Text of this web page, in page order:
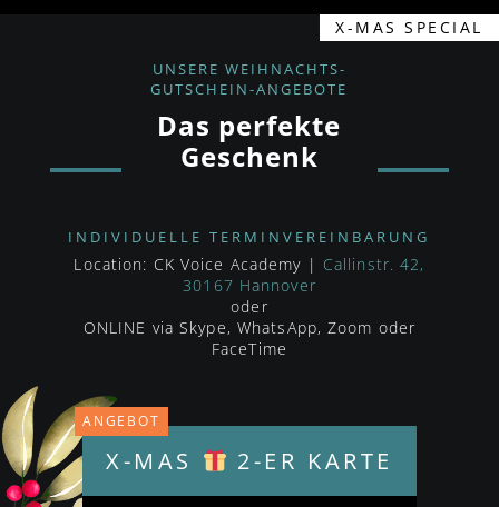
Selbstbewusstsein und einem inneren
Ob Anfänger oder Fortgeschrittene, ob
Erwachsene oder Kinder ab 8 Jahren
Angebot bietet für jeden die Möglichkeit, die
fördern und unvergessliche Momente zu schaffen.
Weihnachten war noch nie so klangvoll –
überrasche deine Liebsten mit einem Geschenk,
das lange nachhallt.
UNSERE WEIHNACHTS-
GUTSCHEIN-ANGEBOTE
Das perfekte
Geschenk
INDIVIDUELLE TERMINVEREINBARUNG
Location: CK Voice Academy | Callinstr. 42,
30167 Hannover
oder
ONLINE via Skype, WhatsApp, Zoom oder
FaceTime
X-MAS 2-ER KARTE
ANGEBOT